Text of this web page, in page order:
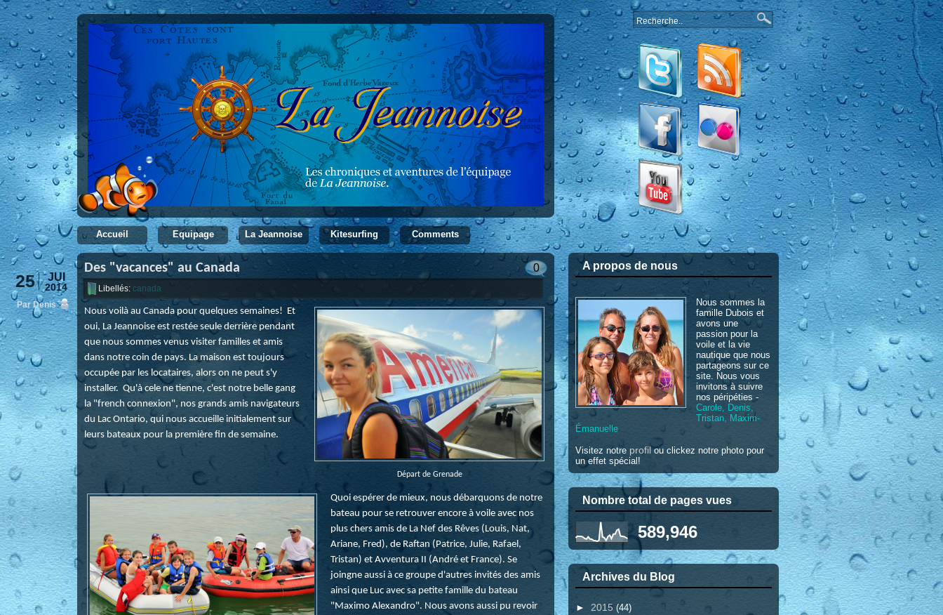
Accueil Equipage La Jeannoise Kitesurfing Comments
JUI
2014
25
Par Denis
0
Des "vacances" au Canada
Libellés: canada
Départ de Grenade
Nous voilà au Canada pour quelques semaines! Et
oui, La Jeannoise est restée seule derrière pendant
que nous sommes venus visiter familles et amis
dans notre coin de pays. La maison est toujours
occupée par les locataires, alors on ne peut s'y
installer. Qu'à cele ne tienne, c'est notre belle gang
la "french connexion", nos grands amis navigateurs
du Lac Ontario, qui nous accueille initialement sur
leurs bateaux pour la première fin de semaine.
Quoi espérer de mieux, nous débarquons de notre
bateau pour se retrouver encore à voile avec nos
plus chers amis de La Nef des Rêves (Louis, Nat,
Ariane, Fred), de Raftan (Patrice, Julie, Rafael,
Tristan) et Avventura II (André et France). Se
joingne aussi à ce groupe d'autres invités des amis
ainsi que Luc avec sa petite famille du bateau
"Maximo Alexandro". Nous avons aussi pu revoir
A propos de nous
Nous sommes la
famille Dubois et
avons une
passion pour la
voile et la vie
nautique que nous
partageons sur ce
site. Nous vous
invitons à suivre
nos péripéties -
Carole, Denis,
Tristan, Maxim-
Émanuelle
Visitez notre profilou clickez notre photo pour
un effet spécial!
Nombre total de pages vues
589,946
Archives du Blog
► 2015 (44)